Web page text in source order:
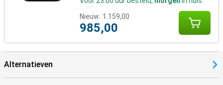
Nieuw: 1.159,00
985,00
Alternatieven